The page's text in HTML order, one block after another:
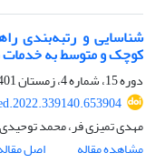
شناسایی و رتبه‌بندی
کوچک و متوسط به خدمات
دوره 15، شماره 4، زمستان 1401، صفحه
مهدی تمیزی فر، محمد
مشاهده مقاله
اصل